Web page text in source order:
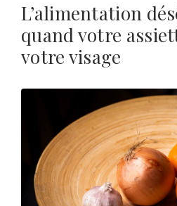
L’alimentation
quand votre
votre visage